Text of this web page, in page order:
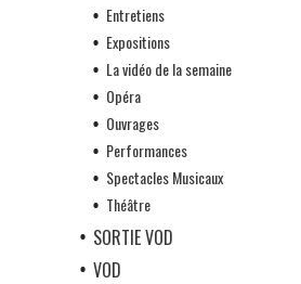
Entretiens
Expositions
La vidéo de la semaine
Opéra
Ouvrages
Performances
Spectacles Musicaux
Théâtre
SORTIE VOD
VOD